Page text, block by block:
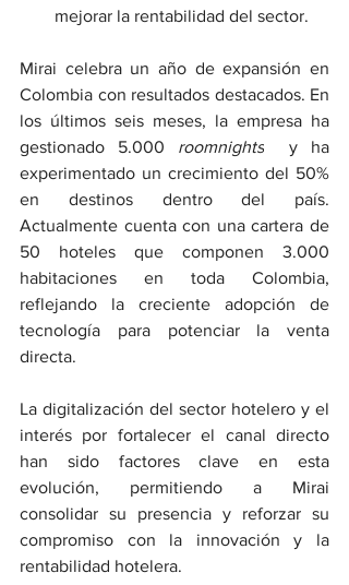
mejorar la rentabilidad del sector.
Mirai celebra un año de expansión en
Colombia con resultados destacados. En
los últimos seis meses, la empresa ha
gestionado 5.000 roomnights y ha
experimentado un crecimiento del 50%
en destinos dentro del país.
Actualmente cuenta con una cartera de
50 hoteles que componen 3.000
habitaciones en toda Colombia,
reflejando la creciente adopción de
tecnología para potenciar la venta
directa.
La digitalización del sector hotelero y el
interés por fortalecer el canal directo
han sido factores clave en esta
evolución, permitiendo a Mirai
consolidar su presencia y reforzar su
compromiso con la innovación y la
rentabilidad hotelera.